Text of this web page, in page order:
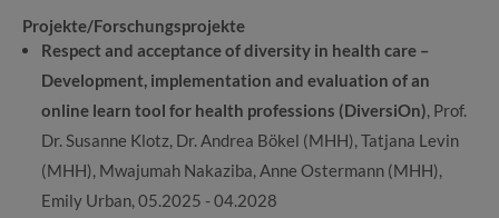
Projekte/Forschungsprojekte
Respect and acceptance of diversity in health care –
Development, implementation and evaluation of an
online learn tool for health professions (DiversiOn), Prof.
Dr. Susanne Klotz, Dr. Andrea Bökel (MHH), Tatjana Levin
(MHH), Mwajumah Nakaziba, Anne Ostermann (MHH),
Emily Urban, 05.2025 - 04.2028